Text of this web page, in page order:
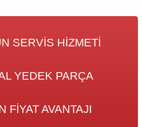
SERVIS HIZMETI
YEDEK PARÇA
FIYAT AVANTAJI